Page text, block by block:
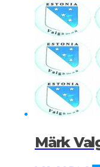
Märk